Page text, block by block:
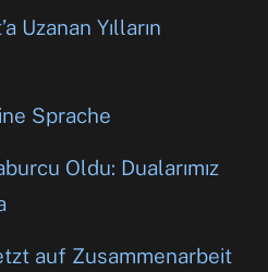
Uzanan Yılların
Sprache
Oldu: Dualarımız
auf Zusammenarbeit